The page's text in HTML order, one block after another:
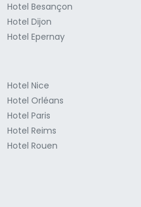
Hotel Besançon
Hotel Dijon
Hotel Epernay
Hotel Nice
Hotel Orléans
Hotel Paris
Hotel Reims
Hotel Rouen